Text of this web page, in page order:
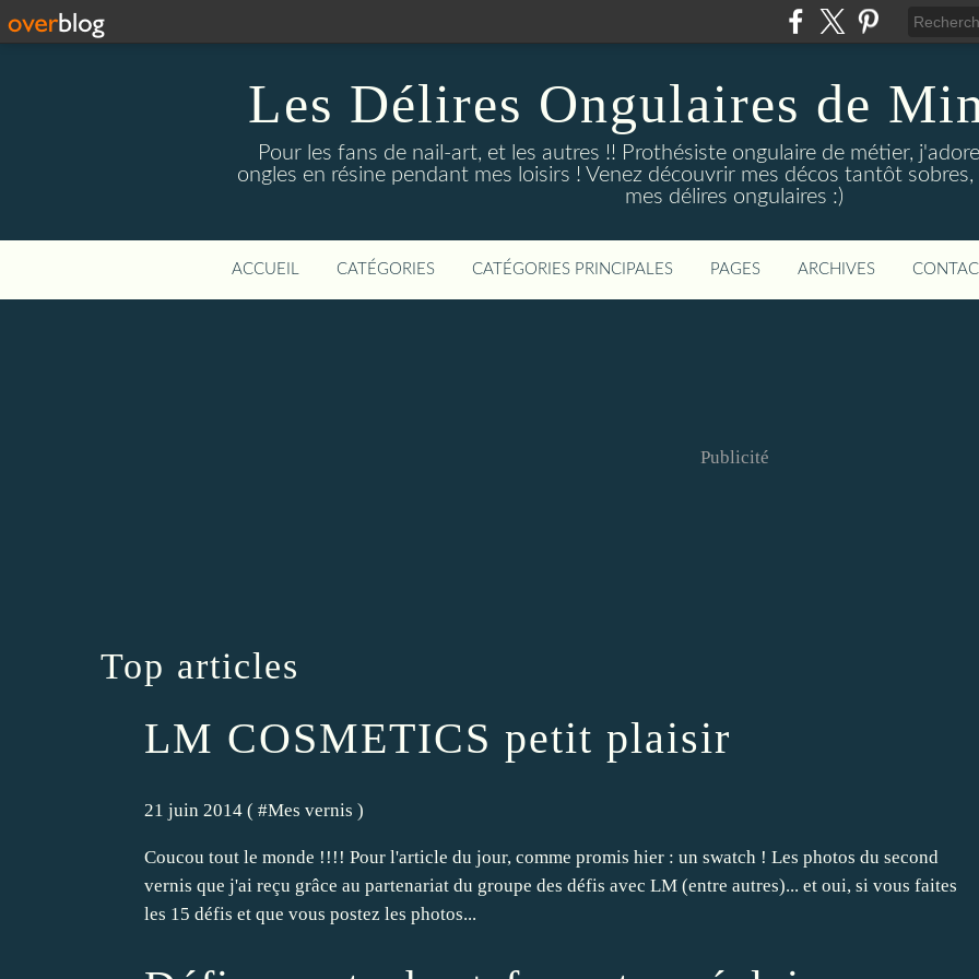
Les Délires Ongulaires de
Pour les fans de nail-art, et les autres !! Prothésiste ongulaire de métier,
ongles en résine pendant mes loisirs ! Venez découvrir mes décos tantôt
mes délires ongulaires :)
ACCUEIL CATÉGORIES CATÉGORIES PRINCIPALES PAGES ARCHIVES
Publicité
Top articles
LM COSMETICS petit plaisir
21 juin 2014 ( #Mes vernis )
Coucou tout le monde !!!! Pour l'article du jour, comme promis hier : un swatch ! Les photos du second
vernis que j'ai reçu grâce au partenariat du groupe des défis avec LM (entre autres)... et oui, si vous faites
les 15 défis et que vous postez les photos...